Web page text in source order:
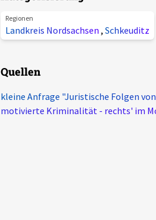
Regionen
Landkreis Nordsachsen , Schkeuditz
Quellen
kleine Anfrage "Juristische Folgen
motivierte Kriminalität - rechts' im